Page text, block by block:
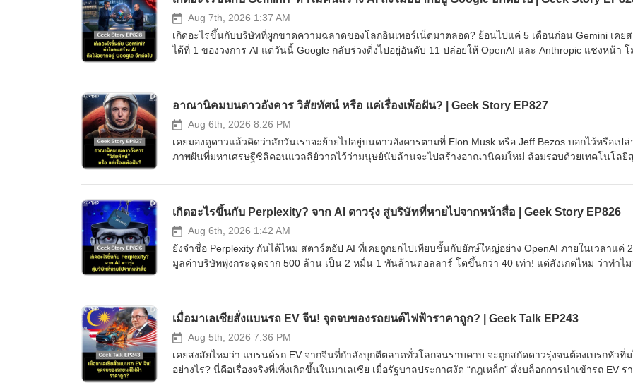
หลังความลับนี้ไปพร้อมกันครับ ========================= 📣 สนับสนุนโดย 📣
========================= เครียด หลับยาก ผมอยากแนะนำผลิตภัณฑ์เสริมอาหาร Diip CBD ช่วยบรรเ
ความเครียด ลดความวิตกกังวล เพิ่มการผ่อนคลาย ซึ่งช่วยให้การนอนหลับมีประสิทธิภาพมากยิ่งขึ้น 📍 สนใจสั่
สินค้า Diip CBD 💬 LINE : @diipgeek 🔗 หรือกดลิงก์ https://lin.ee/U91Fzyz #ประวัติศาสตร์เทคโนโลยี #จุด
#การล่มสลายของYahoo #วิทยาศาสตร์รอบตัว #เทคโนโลยีเปลี่ยนโลก #geekstory #geekforeverpodcast
Aug 7th, 2026 1:37 AM
เกิดอะไรขึ้นกับบริษัทที่ผูกขาดความฉลาดของโลกอินเทอร์เน็ตมาตลอด? ย้อนไปแค่ 5 เดือนก่อน Gemini เคย
ได้ที่ 1 ของวงการ AI แต่วันนี้ Google กลับร่วงดิ่งไปอยู่อันดับ 11 ปล่อยให้ OpenAI และ Anthropic แซงหน้า โม
เริ่มต้นของการร่วงหล่น หรือเป็นแค่การยอมถอยเพื่อกระโดดให้ไกลกว่าเดิม EP เราจะมาแกะรอยการพลาดท่า
========================= 📍กดรับสิทธิ์ทดลองเรียนฟรี! กับ Inspire English ที่นี่ : inspire-
english.in.th/event/inspire-english-x-ด-ดล-blog-mrtharadhol-แคมเปญพิเศษ/ ติดต่อสอบถามคอร์สเรียนเพิ่ม
Line : https://lin.ee/uaQvU5C #เรียนรู้ผ่านการใช้จริง #มากกว่าการเรียนภาษา #InspireEnglish #Google
#Gemini #AI #ปัญญาประดิษฐ์ #ข่าวไอที #เทคโนโลยี #ธุรกิจเทค #สงครามAI #OpenAI #ChatGPT
อาณานิคมบนดาวอังคาร วิสัยทัศน์ หรือ แค่เรื่องเพ้อฝัน? | Geek Story EP827
Aug 6th, 2026 8:26 PM
เคยมองดูดาวแล้วคิดว่าสักวันเราจะย้ายไปอยู่บนดาวอังคารตามที่ Elon Musk หรือ Jeff Bezos บอกไว้หรือเปล่
ภาพฝันที่มหาเศรษฐีซิลิคอนแวลลีย์วาดไว้ว่ามนุษย์นับล้านจะไปสร้างอาณานิคมใหม่ ล้อมรอบด้วยเทคโนโลยีสุ
แล้วทำไมบรรดาผู้นำเทคโนโลยีถึงยังพยายามหลอกขายฝันลมๆ แล้งๆ นี้ให้กับคนทั้งโลก พวกเขากำลังซ่อนค
คิดว่าอนาคตของมนุษยชาติอยู่บนดาวดวงอื่น ========================= 📣 สนับสนุนโดย 📣
========================= เครียด หลับยาก ผมอยากแนะนำผลิตภัณฑ์เสริมอาหาร Diip CBD ช่วยบรรเ
ความเครียด ลดความวิตกกังวล เพิ่มการผ่อนคลาย ซึ่งช่วยให้การนอนหลับมีประสิทธิภาพมากยิ่งขึ้น 📍 สนใจสั่
สินค้า Diip CBD 💬 LINE : @diipgeek 🔗 หรือกดลิงก์ https://lin.ee/U91Fzyz #ดาวอังคาร #อีลอนมัสก์ #สเปซ
#การลงทุน #ธุรกิจ #เทคโนโลยีแห่งอนาคต #AIกับสิ่งแวดล้อม #GeekForeverPodcast #สาระความรู้ #วิจา
เกิดอะไรขึ้นกับ Perplexity? จาก AI ดาวรุ่ง สู่บริษัทที่หายไปจากหน้าสื่อ | Geek Story EP826
Aug 6th, 2026 1:42 AM
ยังจำชื่อ Perplexity กันได้ไหม สตาร์ตอัป AI ที่เคยถูกยกไปเทียบชั้นกับยักษ์ใหญ่อย่าง OpenAI ภายในเวลาแค่
มูลค่าบริษัทพุ่งกระฉูดจาก 500 ล้าน เป็น 2 หมื่น 1 พันล้านดอลลาร์ โตขึ้นกว่า 40 เท่า! แต่สังเกตไหม ว่าทำไม
ของดาวรุ่งวงการ AI หรือเป็นเพียงการเร้นกายในเงามืดเพื่อซุ่มสร้างอาวุธใหม่ที่น่ากลัวกว่าเดิม EP นี้เราจะมา
ระดับโลก ========================= 📣 สนับสนุนโดย 📣 ========================= เครียด ห
ยาก ผมอยากแนะนำผลิตภัณฑ์เสริมอาหาร Diip CBD ช่วยบรรเทาความเครียด ลดความวิตกกังวล เพิ่มการผ่อน
คลาย ซึ่งช่วยให้การนอนหลับมีประสิทธิภาพมากยิ่งขึ้น 📍 สนใจสั่งซื้อสินค้า Diip CBD 💬 LINE : @diipgeek
หรือกดลิงก์ https://lin.ee/U91Fzyz #Perplexity #PerplexityAI #ปัญญาประดิษฐ์ #ธุรกิจAI #สตาร์ตอัป #วิเคร
เมื่อมาเลเซียสั่งแบนรถ EV จีน! จุดจบของรถยนต์ไฟฟ้าราคาถูก? | Geek Talk EP243
Aug 5th, 2026 7:36 PM
เคยสงสัยไหมว่า แบรนด์รถ EV จากจีนที่กำลังบุกตีตลาดทั่วโลกจนราบคาบ จะถูกสกัดดาวรุ่งจนต้องเบรกหัวทิ่
อย่างไร? นี่คือเรื่องจริงที่เพิ่งเกิดขึ้นในมาเลเซีย เมื่อรัฐบาลประกาศงัด “กฎเหล็ก” สั่งบล็อกการนำเข้ารถ EV รา